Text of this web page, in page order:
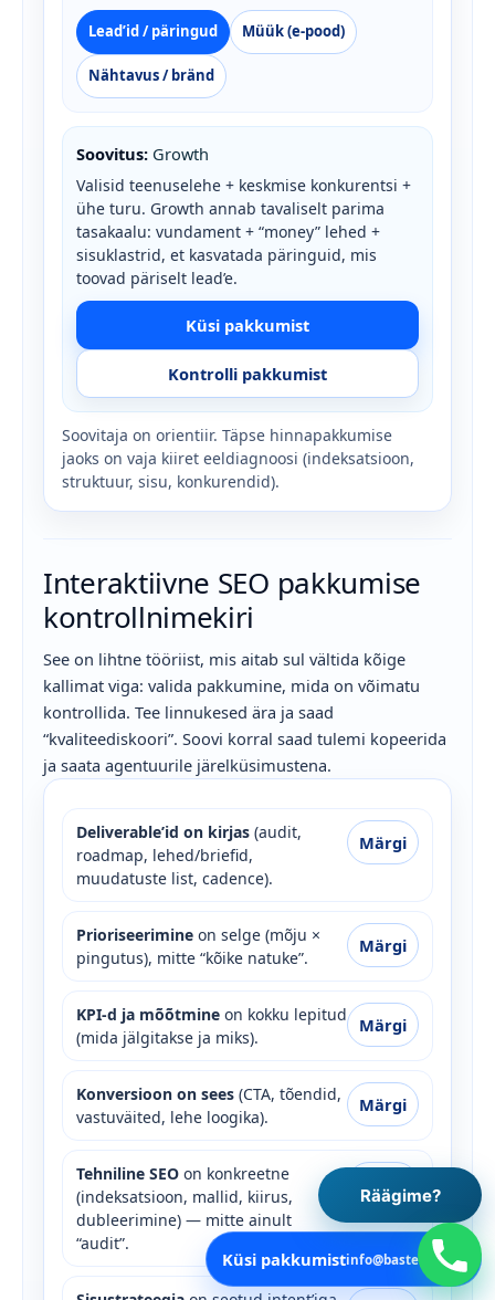
Lead’id / päringud Müük (e‑pood)
Nähtavus / bränd
Soovitus: Growth
Valisid teenuselehe + keskmise konkurentsi +
ühe turu. Growth annab tavaliselt parima
tasakaalu: vundament + “money” lehed +
sisuklastrid, et kasvatada päringuid, mis
toovad päriselt lead’e.
Küsi pakkumist
Kontrolli pakkumist
Soovitaja on orientiir. Täpse hinnapakkumise
jaoks on vaja kiiret eeldiagnoosi (indeksatsioon,
struktuur, sisu, konkurendid).
Interaktiivne SEO pakkumise
kontrollnimekiri
See on lihtne tööriist, mis aitab sul vältida kõige
kallimat viga: valida pakkumine, mida on võimatu
kontrollida. Tee linnukesed ära ja saad
“kvaliteediskoori”. Soovi korral saad tulemi kopeerida
ja saata agentuurile järelküsimustena.
Deliverable’id on kirjas (audit,
roadmap, lehed/briefid,
muudatuste list, cadence).
Märgi
Prioriseerimine on selge (mõju ×
pingutus), mitte “kõike natuke”.
Märgi
KPI-d ja mõõtmine on kokku lepitud
(mida jälgitakse ja miks).
Märgi
Konversioon on sees (CTA, tõendid,
vastuväited, lehe loogika).
Märgi
Tehniline SEO on konkreetne
(indeksatsioon, mallid, kiirus,
dubleerimine) — mitte ainult
“audit”.
Märgi
Küsi pakkumistinfo@bastelia.com
Räägime?